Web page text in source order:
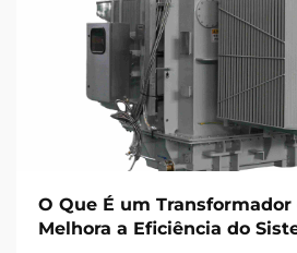
O Que É um Transformador
Melhora a Eficiência do